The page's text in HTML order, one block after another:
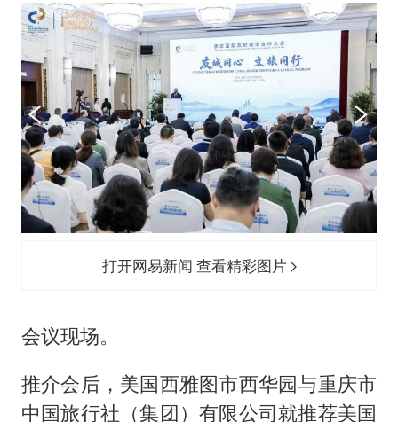
打开网易新闻 查看精彩图片
会议现场。
推介会后，美国西雅图市西华园与重庆市
中国旅行社（集团）有限公司就推荐美国